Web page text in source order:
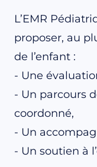
L’EMR
proposer, au
de l’enfant :
- Une
- Un parcours
coordonné,
- Un
- Un soutien à